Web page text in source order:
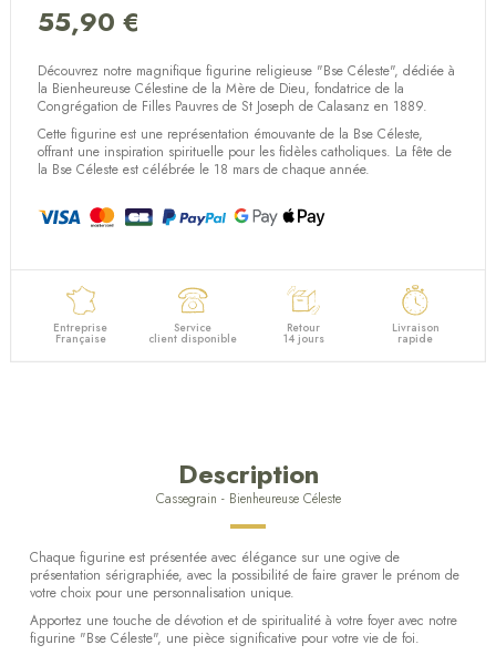
55,90 €
Découvrez notre magnifique figurine religieuse "Bse Céleste", dédiée à
la Bienheureuse Célestine de la Mère de Dieu, fondatrice de la
Congrégation de Filles Pauvres de St Joseph de Calasanz en 1889.
Cette figurine est une représentation émouvante de la Bse Céleste,
offrant une inspiration spirituelle pour les fidèles catholiques. La fête de
la Bse Céleste est célébrée le 18 mars de chaque année.
Entreprise
Française
Service
client disponible
Retour
14 jours
Livraison
rapide
Description
Cassegrain - Bienheureuse Céleste
Chaque figurine est présentée avec élégance sur une ogive de
présentation sérigraphiée, avec la possibilité de faire graver le prénom de
votre choix pour une personnalisation unique.
Apportez une touche de dévotion et de spiritualité à votre foyer avec notre
figurine "Bse Céleste", une pièce significative pour votre vie de foi.